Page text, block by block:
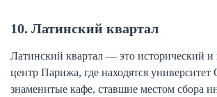
10. Латинский квартал
Латинский квартал — это исторический и
центр Парижа, где находятся университет
знаменитые кафе, ставшие местом сбора